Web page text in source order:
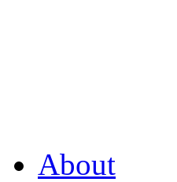
About